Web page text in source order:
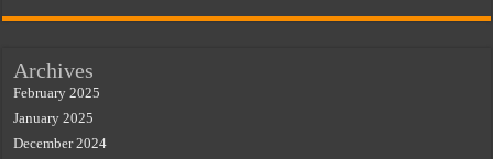
Archives
February 2025
January 2025
December 2024